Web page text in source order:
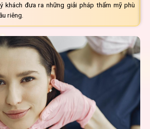
khách đưa ra những giải pháp thẩm mỹ phù
riêng.